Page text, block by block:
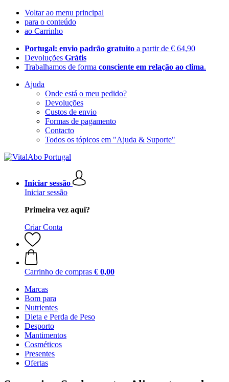
Voltar ao menu principal
para o conteúdo
ao Carrinho
Portugal: envio padrão gratuito a partir de € 64,90
Devoluções Grátis
Trabalhamos de forma consciente em relação ao clima.
Ajuda
Onde está o meu pedido?
Devoluções
Custos de envio
Formas de pagamento
Contacto
Todos os tópicos em "Ajuda & Suporte"
Iniciar sessão
Iniciar sessão
Primeira vez aqui?
Criar Conta
Carrinho de compras € 0,00
Marcas
Bom para
Nutrientes
Dieta e Perda de Peso
Desporto
Mantimentos
Cosméticos
Presentes
Ofertas